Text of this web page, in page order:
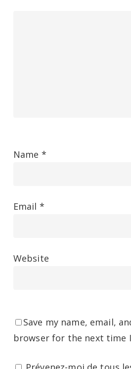
Name *
Email *
Website
Save my name, email,
browser for the next time